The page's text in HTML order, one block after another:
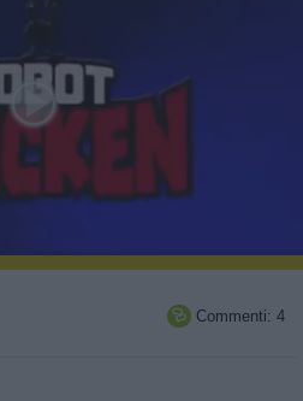
 Commenti: 4